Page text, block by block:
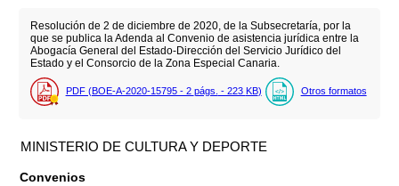
Resolución de 2 de diciembre de 2020, de la Subsecretaría, por la
que se publica la Adenda al Convenio de asistencia jurídica entre la
Abogacía General del Estado-Dirección del Servicio Jurídico del
Estado y el Consorcio de la Zona Especial Canaria.
PDF (BOE-A-2020-15795 - 2 págs. - 223 KB) Otros formatos
MINISTERIO DE CULTURA Y DEPORTE
Convenios